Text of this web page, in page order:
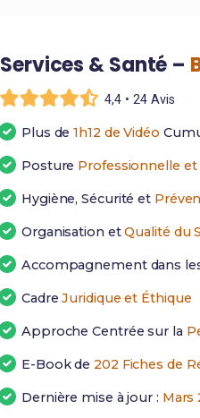
Services & Santé –
4,4 • 24 Avis
Plus de1h12 de Vidéo
Posture Professionnelle et
Hygiène, Sécurité et
Organisation etQualité du
Accompagnement dans
CadreJuridique et Éthique
Approche Centrée sur la
E-Book de 202 Fiches de
Dernière mise à jour : Mars